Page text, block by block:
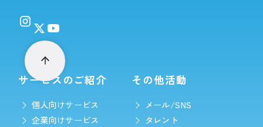
サービスのご紹介
個人向けサービス
企業向けサービス
その他活動
メール/SNS
タレント